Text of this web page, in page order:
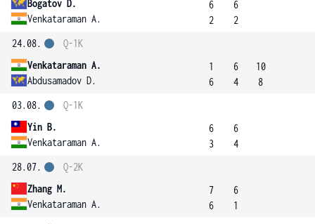
Bogatov D.
Venkataraman A.
6
2
6
2
24.08.
Venkataraman A.
Abdusamadov D.
Q-1K
1
6
6
4
10
8
03.08.
Yin B.
Venkataraman A.
Q-1K
6
3
6
4
28.07.
Zhang M.
Venkataraman A.
Q-2K
7
6
6
1